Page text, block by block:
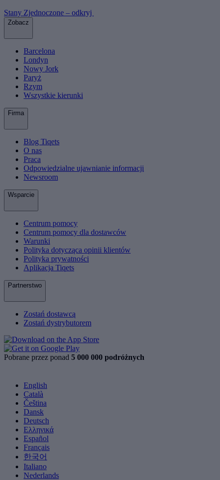
Stany Zjednoczone – odkryj
Zobacz
Barcelona
Londyn
Nowy Jork
Paryż
Rzym
Wszystkie kierunki
Firma
Blog Tiqets
O nas
Praca
Odpowiedzialne ujawnianie informacji
Newsroom
Wsparcie
Centrum pomocy
Centrum pomocy dla dostawców
Warunki
Polityka dotycząca opinii klientów
Polityka prywatności
Aplikacja Tiqets
Partnerstwo
Zostań dostawcą
Zostań dystrybutorem
Pobrane przez ponad 5 000 000 podróżnych
English
Català
Čeština
Dansk
Deutsch
Ελληνικά
Español
Français
한국어
Italiano
Nederlands